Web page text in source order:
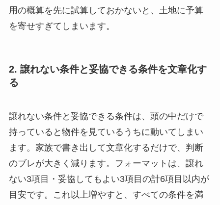
用の概算を先に試算しておかないと、土地に予算
を寄せすぎてしまいます。
2. 譲れない条件と妥協できる条件を文章化す
る
譲れない条件と妥協できる条件は、頭の中だけで
持っていると物件を見ているうちに動いてしまい
ます。家族で書き出して文章化するだけで、判断
のブレが大きく減ります。フォーマットは、譲れ
ない3項目・妥協してもよい3項目の計6項目以内が
目安です。これ以上増やすと、すべての条件を満